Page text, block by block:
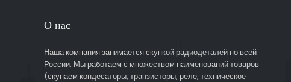
О нас
Наша компания занимается скупкой радиодеталей по всей
России. Мы работаем с множеством наименований товаров
(скупаем кондесаторы, транзисторы, реле, техническое